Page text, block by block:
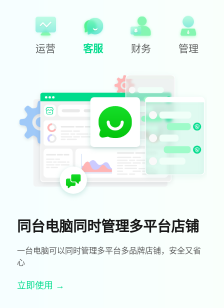
运营 客服 财务 管理
同台电脑同时管理多平台店铺
一台电脑可以同时管理多平台多品牌店铺，安全又省
心
立即使用 →